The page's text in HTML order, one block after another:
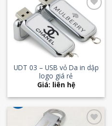
Add to
Wishlist
UDT 03 – USB vỏ Da in dập
logo giá rẻ
Giá: liên hệ